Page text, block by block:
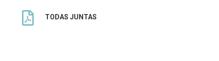
 TODAS JUNTAS